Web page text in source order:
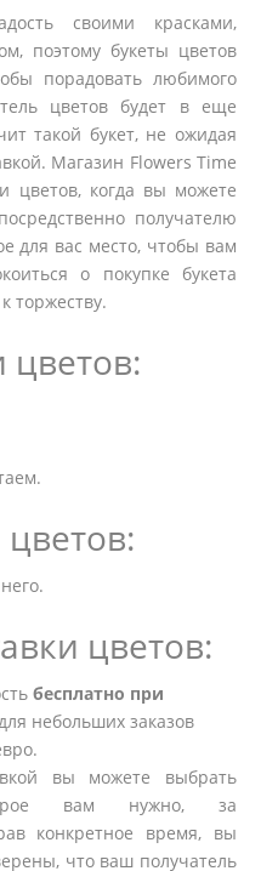
своими красками,
поэтому букеты цветов
порадовать любимого
цветов будет в еще
такой букет, не ожидая
Магазин Flowers Time
цветов, когда вы можете
получателю
для вас место, чтобы вам
о покупке букета
торжеству.
цветов:
цветов:
бесплатно при
небольших заказов
вы можете выбрать
вам нужно, за
конкретное время, вы
что ваш получатель